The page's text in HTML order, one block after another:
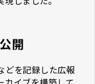
開
どを記録した広報